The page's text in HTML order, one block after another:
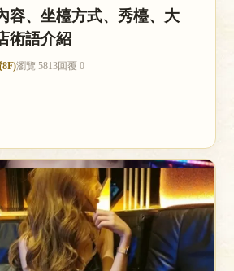
容、坐檯方式、秀檯、大
術語介紹
瀏覽 5813回覆 0